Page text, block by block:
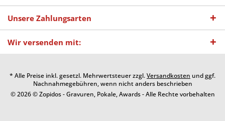
Unsere Zahlungsarten
Wir versenden mit:
* Alle Preise inkl. gesetzl. Mehrwertsteuer zzgl.Versandkosten und ggf.
Nachnahmegebühren, wenn nicht anders beschrieben
© 2026 © Zopidos - Gravuren, Pokale, Awards - Alle Rechte vorbehalten